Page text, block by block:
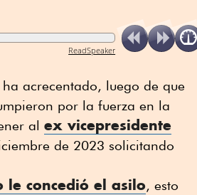
ReadSpeaker
acrecentado, luego de que
por la fuerza en la
al ex vicepresidente
de 2023 solicitando
le concedió el asilo, esto